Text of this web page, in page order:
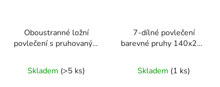
Oboustranné ložní
povlečení s pruhovaným
v modro-tyrkysové
kombinaci 140 × 200
Skladem (>5 ks)
7-dílné povlečení
barevné pruhy 140x200
Skladem (1 ks)